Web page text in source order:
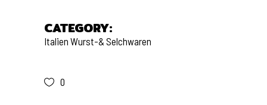
CATEGORY:
Italien Wurst-& Selchwaren
0